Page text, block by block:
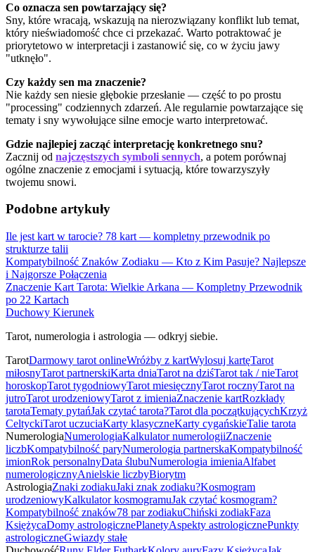
Co oznacza sen powtarzający się?
Sny, które wracają, wskazują na nierozwiązany konflikt lub temat,
który nieświadomość chce ci przekazać. Warto potraktować je
priorytetowo w interpretacji i zastanowić się, co w życiu jawy
"utknęło".
Czy każdy sen ma znaczenie?
Nie każdy sen niesie głębokie przesłanie — część to po prostu
"processing" codziennych zdarzeń. Ale regularnie powtarzające się
tematy i sny wywołujące silne emocje warto interpretować.
Gdzie najlepiej zacząć interpretację konkretnego snu?
Zacznij od najczęstszych symboli sennych, a potem porównaj
ogólne znaczenie z emocjami i sytuacją, które towarzyszyły
twojemu snowi.
Podobne artykuły
Ile jest kart w tarocie? 78 kart — kompletny przewodnik po
strukturze talii
Kompatybilność Znaków Zodiaku — Kto z Kim Pasuje? Najlepsze
i Najgorsze Połączenia
Znaczenie Kart Tarota: Wielkie Arkana — Kompletny Przewodnik
po 22 Kartach
Duchowy Kierunek
Tarot, numerologia i astrologia — odkryj siebie.
TarotDarmowy tarot onlineWróżby z kartWylosuj kartęTarot
miłosnyTarot partnerskiKarta dniaTarot na dziśTarot tak / nieTarot
horoskopTarot tygodniowyTarot miesięcznyTarot rocznyTarot na
jutroTarot urodzeniowyTarot z imieniaZnaczenie kartRozkłady
tarotaTematy pytańJak czytać tarota?Tarot dla początkującychKrzyż
CeltyckiTarot uczuciaKarty klasyczneKarty cygańskieTalie tarota
NumerologiaNumerologiaKalkulator numerologiiZnaczenie
liczbKompatybilność paryNumerologia partnerskaKompatybilność
imionRok personalnyData ślubuNumerologia imieniaAlfabet
numerologicznyAnielskie liczbyBiorytm
AstrologiaZnaki zodiakuJaki znak zodiaku?Kosmogram
urodzeniowyKalkulator kosmogramuJak czytać kosmogram?
Kompatybilność znaków78 par zodiakuChiński zodiakFaza
KsiężycaDomy astrologicznePlanetyAspekty astrologicznePunkty
astrologiczneGwiazdy stałe